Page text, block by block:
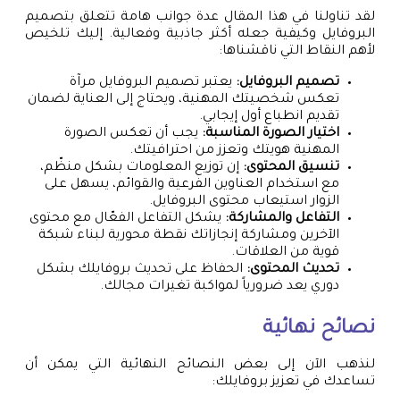
لقد تناولنا في هذا المقال عدة جوانب هامة تتعلق بتصميم
البروفايل وكيفية جعله أكثر جاذبية وفعالية. إليك تلخيص
لأهم النقاط التي ناقشناها:
تصميم البروفايل: يعتبر تصميم البروفايل مرآة
تعكس شخصيتك المهنية، ويحتاج إلى العناية لضمان
تقديم انطباع أول إيجابي.
اختيار الصورة المناسبة: يجب أن تعكس الصورة
المهنية هويتك وتعزز من احترافيتك.
تنسيق المحتوى: إن توزيع المعلومات بشكل منظّم،
مع استخدام العناوين الفرعية والقوائم، يسهل على
الزوار استيعاب محتوى البروفايل.
التفاعل والمشاركة: يشكل التفاعل الفعّال مع محتوى
الآخرين ومشاركة إنجازاتك نقطة محورية لبناء شبكة
قوية من العلاقات.
تحديث المحتوى: الحفاظ على تحديث بروفايلك بشكل
دوري يعد ضرورياً لمواكبة تغيرات مجالك.
نصائح نهائية
لنذهب الآن إلى بعض النصائح النهائية التي يمكن أن
تساعدك في تعزيز بروفايلك: